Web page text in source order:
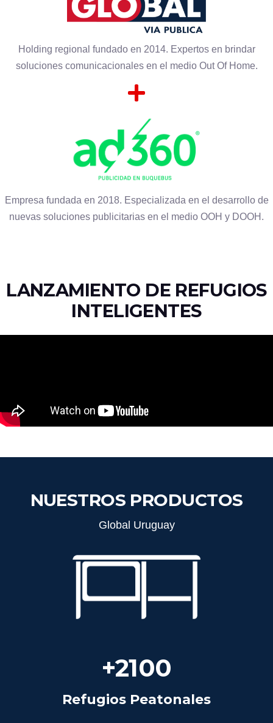
Holding regional fundado en 2014. Expertos en brindar
soluciones comunicacionales en el medio Out Of Home.
Empresa fundada en 2018. Especializada en el desarrollo de
nuevas soluciones publicitarias en el medio OOH y DOOH.
LANZAMIENTO DE REFUGIOS
INTELIGENTES
NUESTROS PRODUCTOS
Global Uruguay
+2100
Refugios Peatonales